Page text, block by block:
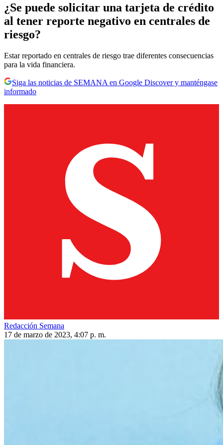
¿Se puede solicitar una tarjeta de crédito
al tener reporte negativo en centrales de
riesgo?
Estar reportado en centrales de riesgo trae diferentes consecuencias
para la vida financiera.
Siga las noticias de SEMANA en Google Discover y manténgase
informado
Redacción Semana
17 de marzo de 2023, 4:07 p. m.